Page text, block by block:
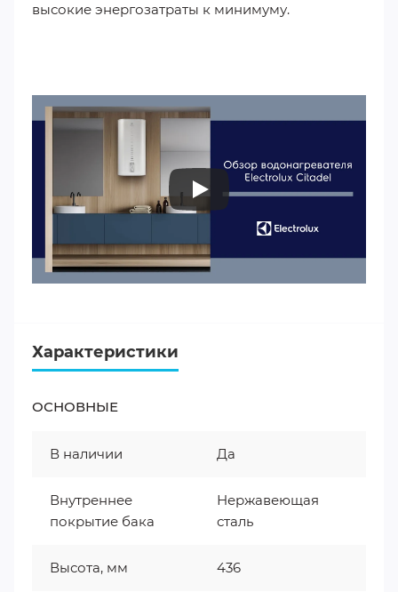
высокие энергозатраты к минимуму.
Характеристики
ОСНОВНЫЕ
В наличии Да
Внутреннее
покрытие бака
Нержавеющая
сталь
Высота, мм 436